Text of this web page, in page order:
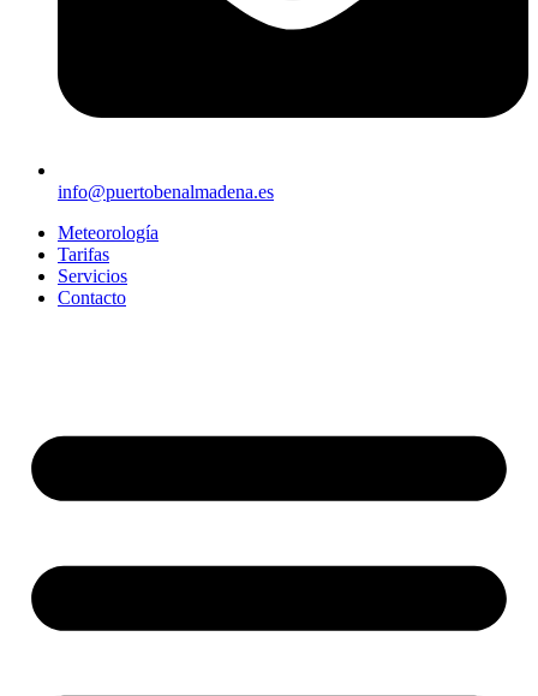
info@puertobenalmadena.es
Meteorología
Tarifas
Servicios
Contacto